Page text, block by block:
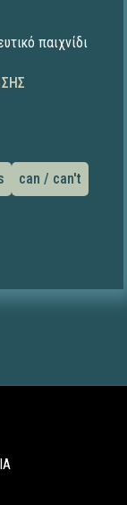
παιχνίδι
can / can't